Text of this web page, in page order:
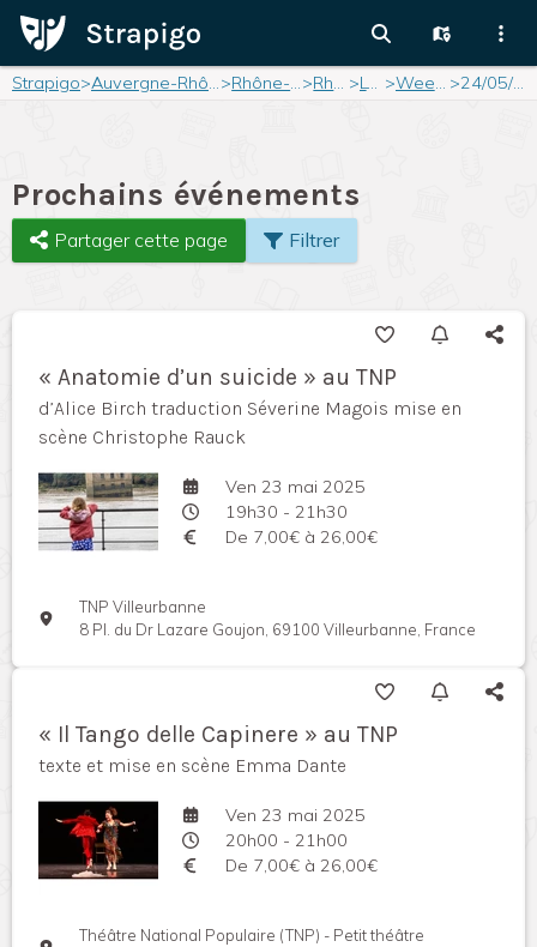
Strapigo> Auvergne-Rhône-Alpes> Rhône-Alpes> Rhône > Lyon > Weekend > 24/05/2025
Prochains événements
Partager cette page Filtrer
« Anatomie d’un suicide » au TNP
d’Alice Birch traduction Séverine Magois mise en
scène Christophe Rauck
Ven 23 mai 2025
19h30 - 21h30
De 7,00€ à 26,00€
TNP Villeurbanne
8 Pl. du Dr Lazare Goujon, 69100 Villeurbanne, France
« Il Tango delle Capinere » au TNP
texte et mise en scène Emma Dante
Ven 23 mai 2025
20h00 - 21h00
De 7,00€ à 26,00€
Théâtre National Populaire (TNP) - Petit théâtre